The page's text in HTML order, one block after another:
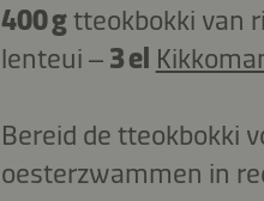
400 gtteokbokki van
lenteui – 3 el
Bereid de tteokbokki
oesterzwammen in